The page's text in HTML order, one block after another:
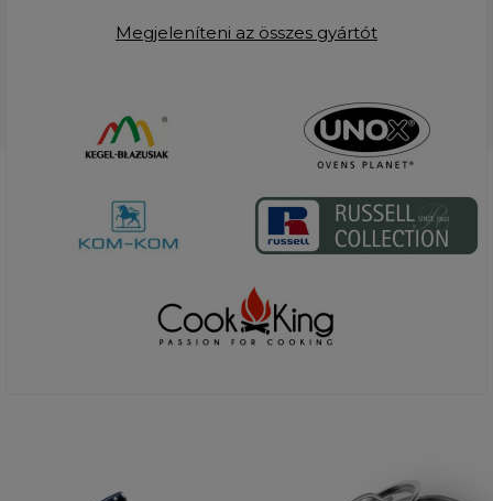
Megjeleníteni az összes gyártót